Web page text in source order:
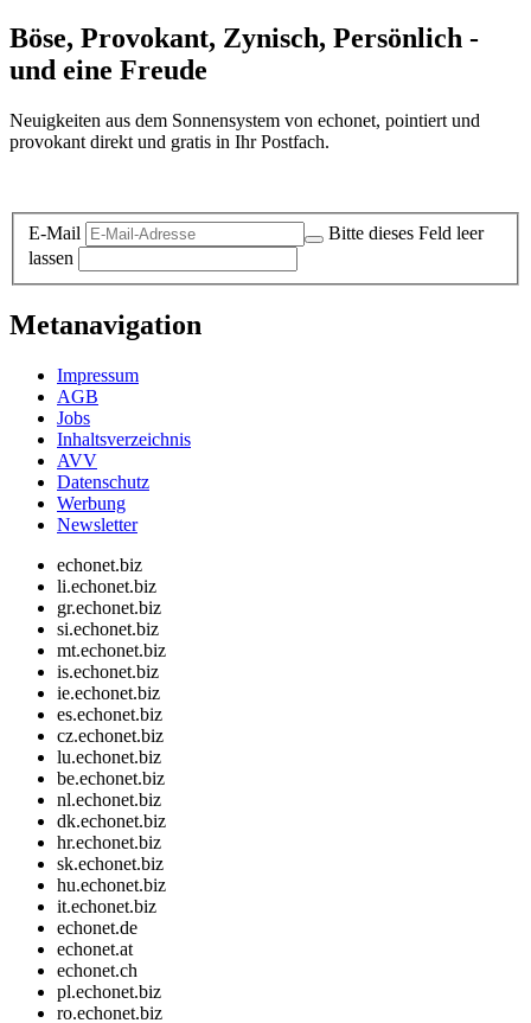
Böse, Provokant, Zynisch, Persönlich -
und eine Freude
Neuigkeiten aus dem Sonnensystem von echonet, pointiert und
provokant direkt und gratis in Ihr Postfach.
E-Mail
Bitte dieses Feld leer
lassen
Metanavigation
Impressum
AGB
Jobs
Inhaltsverzeichnis
AVV
Datenschutz
Werbung
Newsletter
echonet.biz
li.echonet.biz
gr.echonet.biz
si.echonet.biz
mt.echonet.biz
is.echonet.biz
ie.echonet.biz
es.echonet.biz
cz.echonet.biz
lu.echonet.biz
be.echonet.biz
nl.echonet.biz
dk.echonet.biz
hr.echonet.biz
sk.echonet.biz
hu.echonet.biz
it.echonet.biz
echonet.de
echonet.at
echonet.ch
pl.echonet.biz
ro.echonet.biz